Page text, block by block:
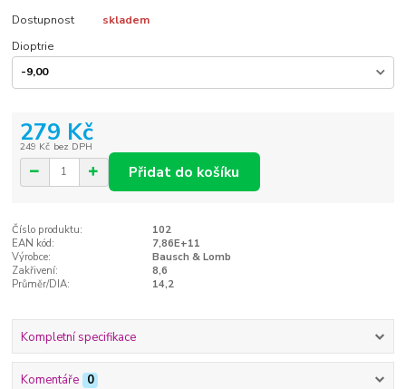
Dostupnost
skladem
Dioptrie
279 Kč
249 Kč bez DPH
Přidat do košíku
Číslo produktu:
102
EAN kód:
7,86E+11
Výrobce:
Bausch & Lomb
Zakřivení:
8,6
Průměr/DIA:
14,2
Kompletní specifikace
Komentáře 0